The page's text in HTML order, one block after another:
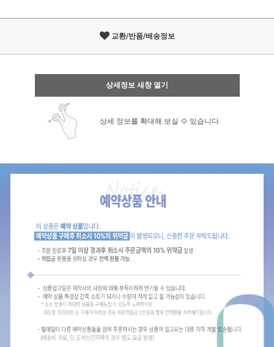
교환/반품/배송정보
상세정보 새창 열기
상세 정보를 확대해 보실 수 있습니다.